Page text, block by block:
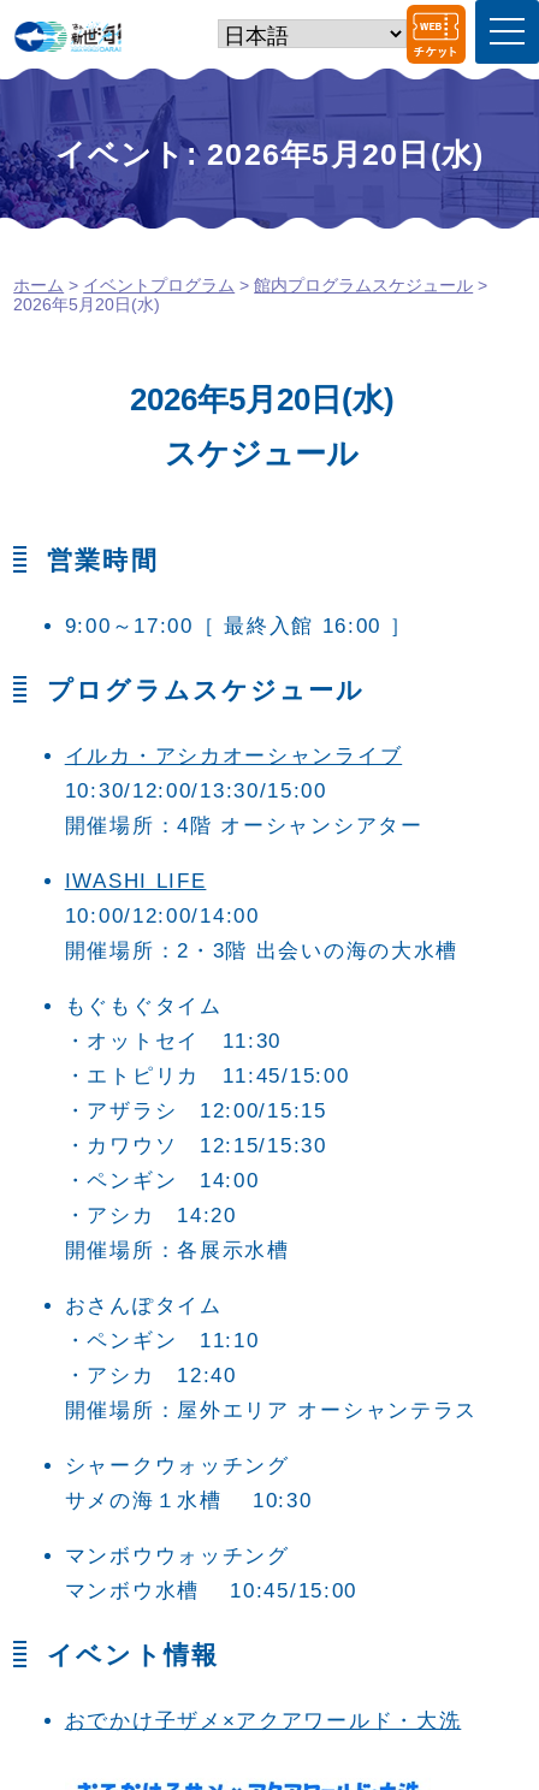
t
o
g
l
a
v
i
イベント: 2026年5月20日(水)
ホーム > イベントプログラム >館内プログラムスケジュール >
2026年5月20日(水)
2026年5月20日(水)
スケジュール
営業時間
9:00～17:00 ［ 最終入館 16:00 ］
プログラムスケジュール
イルカ・アシカオーシャンライブ
10:30/12:00/13:30/15:00
開催場所：4階 オーシャンシアター
IWASHI LIFE
10:00/12:00/14:00
開催場所：2・3階 出会いの海の大水槽
もぐもぐタイム
・オットセイ 11:30
・エトピリカ 11:45/15:00
・アザラシ 12:00/15:15
・カワウソ 12:15/15:30
・ペンギン 14:00
・アシカ 14:20
開催場所：各展示水槽
おさんぽタイム
・ペンギン 11:10
・アシカ 12:40
開催場所：屋外エリア オーシャンテラス
シャークウォッチング
サメの海１水槽 10:30
マンボウウォッチング
マンボウ水槽 10:45/15:00
イベント情報
おでかけ子ザメ×アクアワールド・大洗